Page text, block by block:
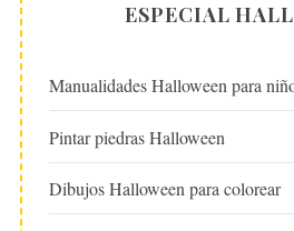
ESPECIAL
Manualidades Halloween para
Pintar piedras Halloween
Dibujos Halloween para colorear